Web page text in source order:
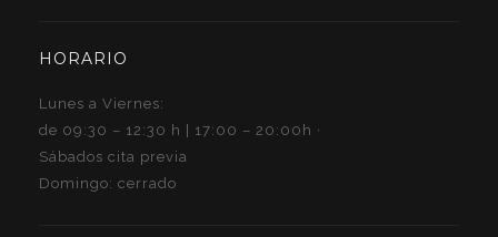
HORARIO
Lunes a Viernes:
de 09:30 – 12:30 h | 17:00 – 20:00h ·
Sábados cita previa
Domingo: cerrado